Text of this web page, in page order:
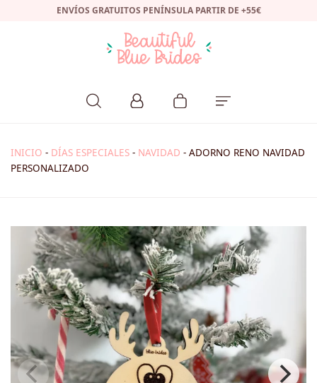
ENVÍOS GRATUITOS PENÍNSULA PARTIR DE +55€
INICIO - DÍAS ESPECIALES - NAVIDAD - ADORNO RENO NAVIDAD
PERSONALIZADO